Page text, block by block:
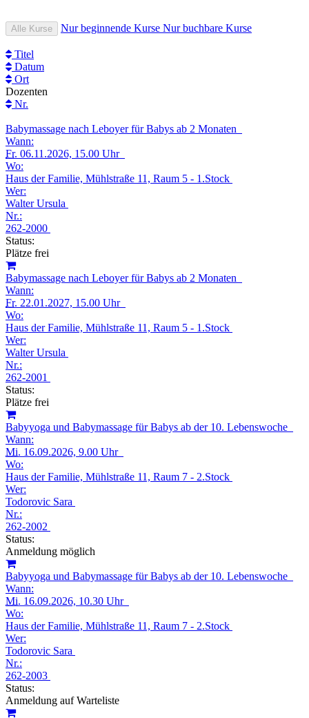
Alle Kurse Nur beginnende Kurse Nur buchbare Kurse
Titel
Datum
Ort
Dozenten
Nr.
Babymassage nach Leboyer für Babys ab 2 Monaten
Wann:
Fr. 06.11.2026, 15.00 Uhr
Wo:
Haus der Familie, Mühlstraße 11, Raum 5 - 1.Stock
Wer:
Walter Ursula
Nr.:
262-2000
Status:
Plätze frei
Babymassage nach Leboyer für Babys ab 2 Monaten
Wann:
Fr. 22.01.2027, 15.00 Uhr
Wo:
Haus der Familie, Mühlstraße 11, Raum 5 - 1.Stock
Wer:
Walter Ursula
Nr.:
262-2001
Status:
Plätze frei
Babyyoga und Babymassage für Babys ab der 10. Lebenswoche
Wann:
Mi. 16.09.2026, 9.00 Uhr
Wo:
Haus der Familie, Mühlstraße 11, Raum 7 - 2.Stock
Wer:
Todorovic Sara
Nr.:
262-2002
Status:
Anmeldung möglich
Babyyoga und Babymassage für Babys ab der 10. Lebenswoche
Wann:
Mi. 16.09.2026, 10.30 Uhr
Wo:
Haus der Familie, Mühlstraße 11, Raum 7 - 2.Stock
Wer:
Todorovic Sara
Nr.:
262-2003
Status:
Anmeldung auf Warteliste